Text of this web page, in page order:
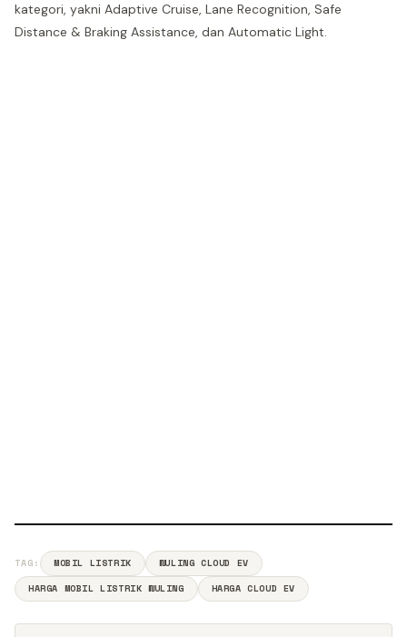
kategori, yakni Adaptive Cruise, Lane Recognition, Safe
Distance & Braking Assistance, dan Automatic Light.
TAG: MOBIL LISTRIK
WULING CLOUD EV
HARGA MOBIL LISTRIK WULING
HARGA CLOUD EV